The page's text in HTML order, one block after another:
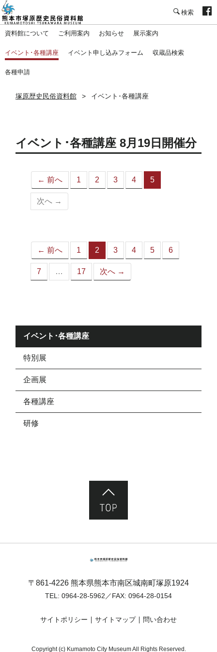
資料館について ご利用案内 お知らせ 展示案内
イベント･各種講座 イベント申し込みフォーム 収蔵品検索
各種申請
塚原歴史民俗資料館 イベント･各種講座
イベント･各種講座 8月19日開催分
← 前へ 1 2 3 4 5
次へ →
← 前へ 1 2
（こ
の
ペ
3 4 5 6
7 … 17 次へ →
イベント･各種講座
特別展
企画展
各種講座
研修
〒861-4226 熊本県熊本市南区城南町塚原1924
TEL: 0964-28-5962 ／FAX: 0964-28-0154
サイトポリシー サイトマップ 問い合わせ
Copyright (c) Kumamoto City Museum All Rights Reserved.